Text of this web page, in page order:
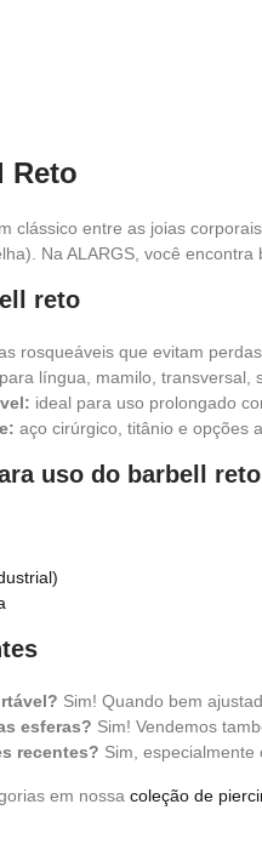
Reto
clássico entre as joias
Na ALARGS, você
reto
rosqueáveis que evitam
língua, mamilo, transversal,
ideal para uso prolongado
aço cirúrgico, titânio e opções
uso do barbell reto
Sim! Quando bem
esferas? Sim! Vendemos
recentes? Sim, especialmente
em nossa coleção de